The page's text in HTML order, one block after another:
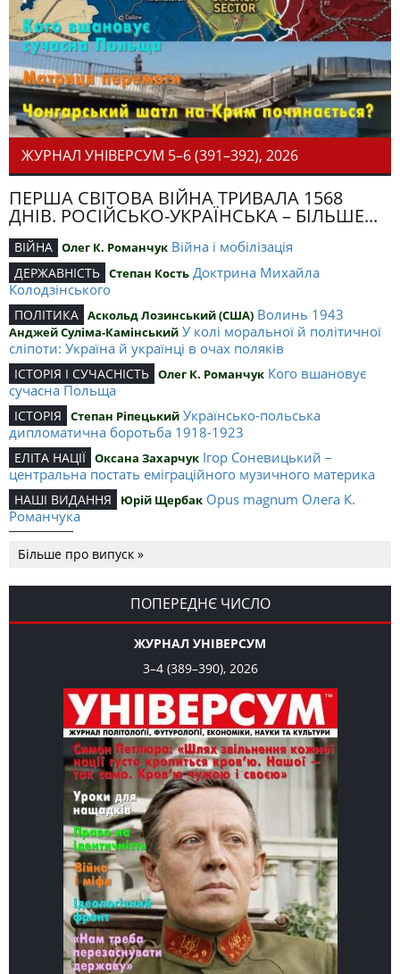
ЖУРНАЛ УНІВЕРСУМ 5–6 (391–392), 2026
ПЕРША СВІТОВА ВІЙНА ТРИВАЛА 1568
ДНІВ. РОСІЙСЬКО-УКРАЇНСЬКА – БІЛЬШЕ...
ВІЙНА Олег К. Романчук Війна і мобілізація
ДЕРЖАВНІСТЬ Степан Кость Доктрина Михайла
Колодзінського
ПОЛІТИКА Аскольд Лозинський (США) Волинь 1943
Анджей Суліма-Камінський У колі моральної й політичної
сліпоти: Україна й українці в очах поляків
ІСТОРІЯ І СУЧАСНІСТЬ Олег К. Романчук Кого вшановує
сучасна Польща
ІСТОРІЯ Степан Ріпецький Українсько-польська
дипломатична боротьба 1918-1923
ЕЛІТА НАЦІЇ Оксана Захарчук Ігор Соневицький –
центральна постать еміграційного музичного материка
НАШІ ВИДАННЯ Юрій Щербак Opus magnum Олега К.
Романчука
Романчука
СЛОВО РЕДАКЦІЙНЕ Олег К. Романчук Журавель і синиця
як уособлення української політстратегії й тактики
Більше про випуск »
ПОПЕРЕДНЄ ЧИСЛО
ЖУРНАЛ УНІВЕРСУМ
3–4 (389–390), 2026